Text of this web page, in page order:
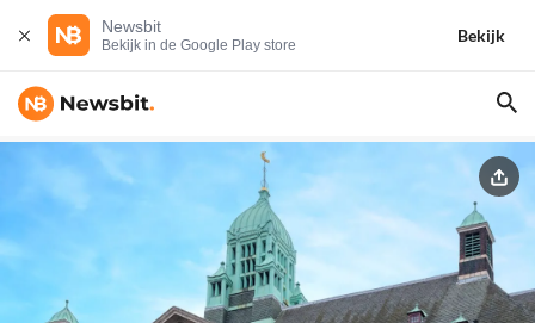
Newsbit
Bekijk in de Google Play store
Bekijk